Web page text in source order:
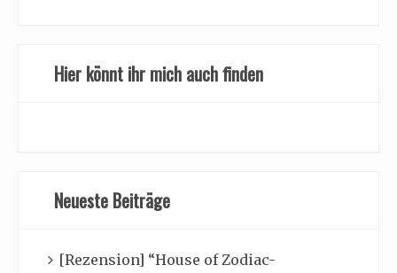
Hier könnt ihr mich auch finden
Neueste Beiträge
[Rezension] “House of Zodiac-